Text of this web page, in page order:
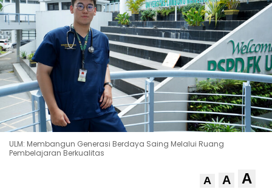
ULM: Membangun Generasi Berdaya Saing Melalui Ruang
Pembelajaran Berkualitas
A A A